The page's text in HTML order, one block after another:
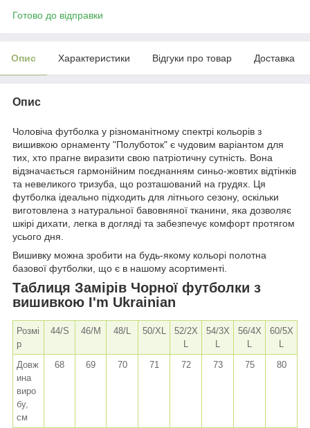
Готово до відправки
Опис Характеристики Відгуки про товар Доставка
Опис
Чоловіча футболка у різноманітному спектрі кольорів з
вишивкою орнаменту "Полуботок" є чудовим варіантом для
тих, хто прагне виразити свою патріотичну сутність. Вона
відзначається гармонійним поєднанням синьо-жовтих відтінків
та невеликого тризуба, що розташований на грудях. Ця
футболка ідеально підходить для літнього сезону, оскільки
виготовлена з натуральної бавовняної тканини, яка дозволяє
шкірі дихати, легка в догляді та забезпечує комфорт протягом
усього дня.
Вишивку можна зробити на будь-якому кольорі полотна
базової футболки, що є в нашому асортименті.
Таблиця Замірів Чорної футболки з
вишивкою I'm Ukrainian
Розмі
р
44/S 46/M 48/L 50/XL
52/2X
L
54/3X
L
56/4X
L
60/5X
L
Довж
ина
виро
бу,
см
68 69 70 71 72 73 75 80